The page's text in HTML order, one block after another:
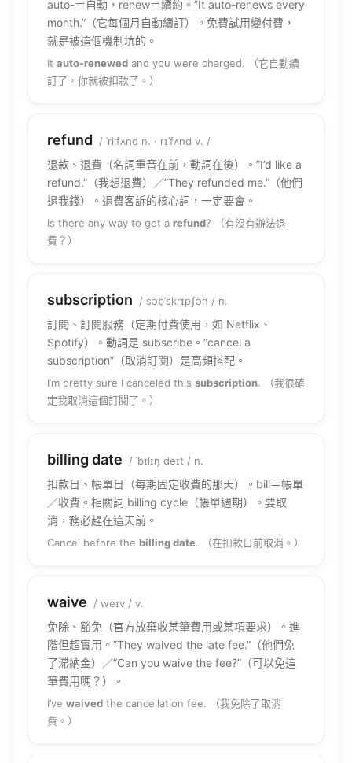
auto-＝自動，renew＝續約。”It auto-renews every
month.”（它每個月自動續訂）。免費試用變付費，
就是被這個機制坑的。
It auto-renewed and you were charged. （它自動續
訂了，你就被扣款了。）
refund / ˈriːfʌnd n. · rɪˈfʌnd v. /
退款、退費（名詞重音在前，動詞在後）。”I’d like a
refund.”（我想退費）／”They refunded me.”（他們
退我錢）。退費客訴的核心詞，一定要會。
Is there any way to get a refund? （有沒有辦法退
費？）
subscription / səbˈskrɪpʃən / n.
訂閱、訂閱服務（定期付費使用，如 Netflix、
Spotify）。動詞是 subscribe。”cancel a
subscription”（取消訂閱）是高頻搭配。
I’m pretty sure I canceled this subscription. （我很確
定我取消這個訂閱了。）
billing date / ˈbɪlɪŋ deɪt / n.
扣款日、帳單日（每期固定收費的那天）。bill＝帳單
／收費。相關詞 billing cycle（帳單週期）。要取
消，務必趕在這天前。
Cancel before the billing date. （在扣款日前取消。）
waive / weɪv / v.
免除、豁免（官方放棄收某筆費用或某項要求）。進
階但超實用。”They waived the late fee.”（他們免
了滯納金）／”Can you waive the fee?”（可以免這
筆費用嗎？）。
I’ve waived the cancellation fee. （我免除了取消
費。）